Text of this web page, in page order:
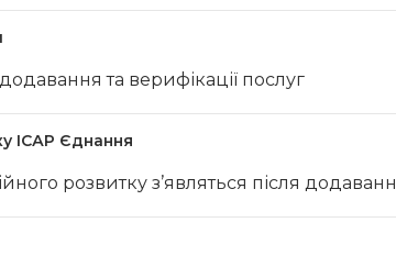
та верифікації послуг
ІСАР Єднання
розвитку з’являться після